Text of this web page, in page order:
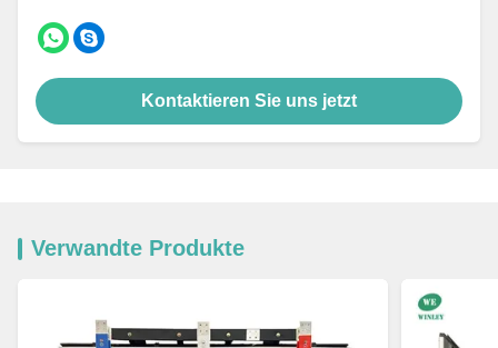
Kontaktieren Sie uns jetzt
Verwandte Produkte